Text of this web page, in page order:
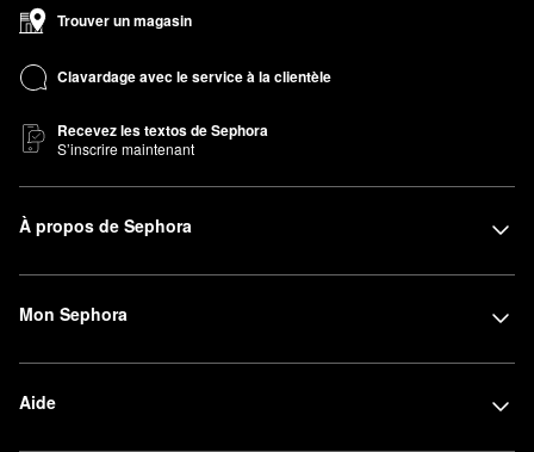
Trouver un magasin
Clavardage avec le service à la clientèle
Recevez les textos de Sephora
S’inscrire maintenant
À propos de Sephora
Mon Sephora
Aide